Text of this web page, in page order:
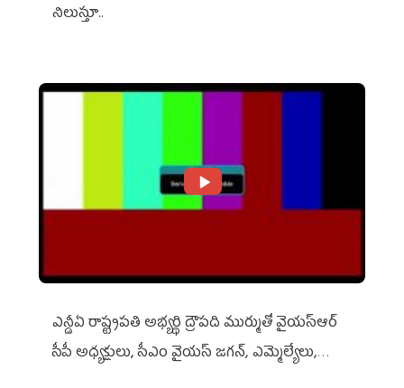
నిలుస్తూ..
ఎన్డీఏ రాష్ట్ర‌ప‌తి అభ్య‌ర్థి ద్రౌప‌ది ముర్ముతో వైయ‌స్ఆర్
సీపీ అధ్య‌క్షులు, సీఎం వైయ‌స్ జ‌గ‌న్, ఎమ్మెల్యేలు,